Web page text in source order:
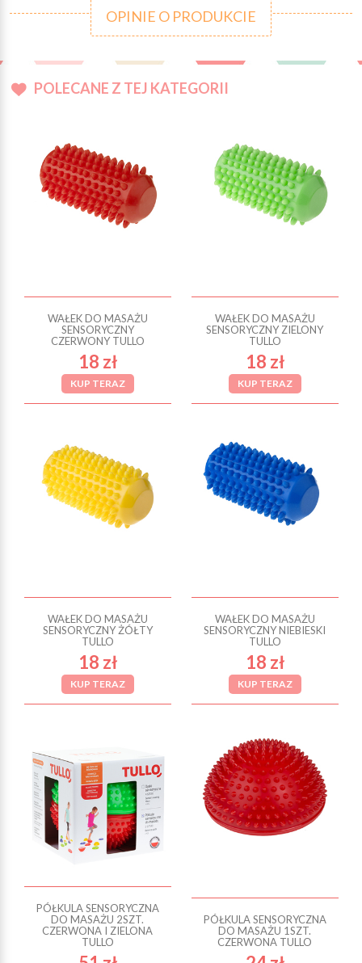
OPINIE O PRODUKCIE
POLECANE Z TEJ KATEGORII
WAŁEK DO MASAŻU
SENSORYCZNY
CZERWONY TULLO
18 zł
KUP TERAZ
WAŁEK DO MASAŻU
SENSORYCZNY ZIELONY
TULLO
18 zł
KUP TERAZ
WAŁEK DO MASAŻU
SENSORYCZNY ŻÓŁTY
TULLO
18 zł
KUP TERAZ
WAŁEK DO MASAŻU
SENSORYCZNY NIEBIESKI
TULLO
18 zł
KUP TERAZ
PÓŁKULA SENSORYCZNA
DO MASAŻU 2SZT.
CZERWONA I ZIELONA
TULLO
PÓŁKULA SENSORYCZNA
DO MASAŻU 1SZT.
CZERWONA TULLO